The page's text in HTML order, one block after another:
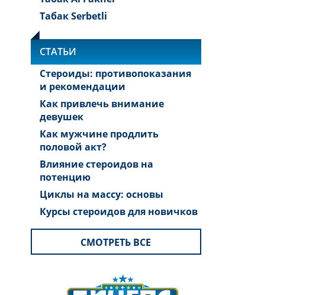
Табак Serbetli
СТАТЬИ
Стероиды: противопоказания
и рекомендации
Как привлечь внимание
девушек
Как мужчине продлить
половой акт?
Влияние стероидов на
потенцию
Циклы на массу: основы
Курсы стероидов для новичков
СМОТРЕТЬ ВСЕ